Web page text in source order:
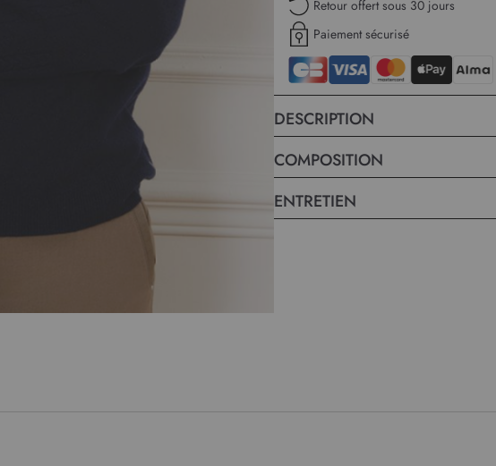
Retour offert sous 30 jours
Paiement sécurisé
DESCRIPTION
COMPOSITION
ENTRETIEN